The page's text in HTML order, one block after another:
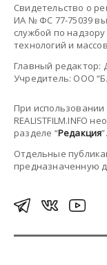
Свидетельство о
ИА № ФС 77-75039
службой по
технологий и
Главный редактор:
Учредитель: ООО
При
REALISTFILM.INFO
разделе “Редакция”.
Отдельные
предназначенную